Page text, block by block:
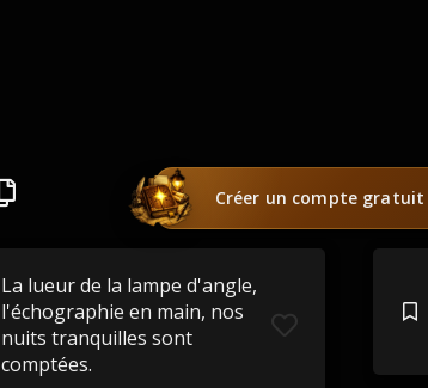
Créer un compte gratuit
La lueur de la lampe d'angle,
l'échographie en main, nos
nuits tranquilles sont
comptées.